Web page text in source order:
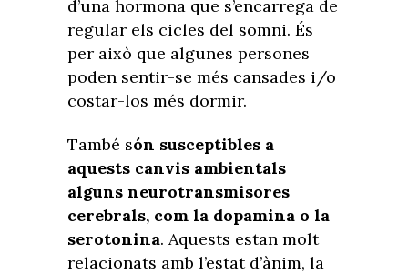
d’una hormona que s’encarrega de
regular els cicles del somni. És
per això que algunes persones
poden sentir-se més cansades i/o
costar-los més dormir.
També són susceptibles a
aquests canvis ambientals
alguns neurotransmisores
cerebrals, com la dopamina o la
serotonina. Aquests estan molt
relacionats amb l’estat d’ànim, la